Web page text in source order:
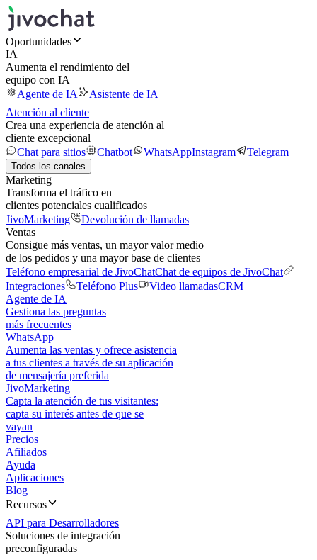
Oportunidades
IA
Aumenta el rendimiento del
equipo con IA
Agente de IA
Asistente de IA
Atención al cliente
Crea una experiencia de atención al
cliente excepcional
Chat para sitios
Chatbot WhatsAppInstagram Telegram
Todos los canales
Marketing
Transforma el tráfico en
clientes potenciales cualificados
JivoMarketing
Devolución de llamadas
Ventas
Consigue más ventas, un mayor valor medio
de los pedidos y una mayor base de clientes
Teléfono empresarial de JivoChatChat de equipos de JivoChat
Integraciones
Teléfono Plus Video llamadasCRM
Agente de IA
Gestiona las preguntas
más frecuentes
WhatsApp
Aumenta las ventas y ofrece asistencia
a tus clientes a través de su aplicación
de mensajería preferida
JivoMarketing
Capta la atención de tus visitantes:
capta su interés antes de que se
vayan
Precios
Afiliados
Ayuda
Aplicaciones
Blog
Recursos
API para Desarrolladores
Soluciones de integración
preconfiguradas